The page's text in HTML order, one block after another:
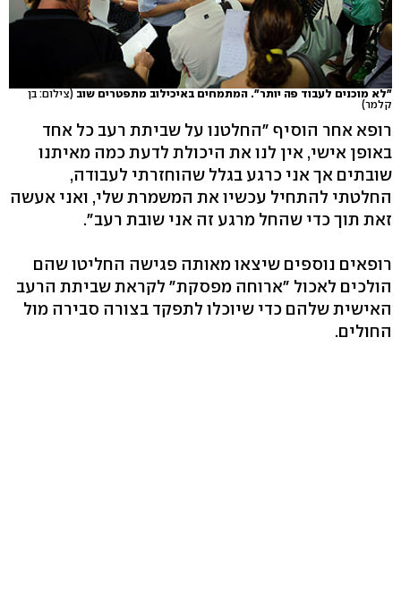
"לא מוכנים לעבוד פה יותר". המתמחים באיכילוב מתפטרים שוב (צילום: בן
קלמר)
רופא אחר הוסיף "החלטנו על שביתת רעב כל אחד
באופן אישי, אין לנו את היכולת לדעת כמה מאיתנו
שובתים אך אני כרגע בגלל שהוחזרתי לעבודה,
החלטתי להתחיל עכשיו את המשמרת שלי, ואני אעשה
זאת תוך כדי שהחל מרגע זה אני שובת רעב".
רופאים נוספים שיצאו מאותה פגישה החליטו שהם
הולכים לאכול "ארוחה מפסקת" לקראת שביתת הרעב
האישית שלהם כדי שיוכלו לתפקד בצורה סבירה מול
החולים.